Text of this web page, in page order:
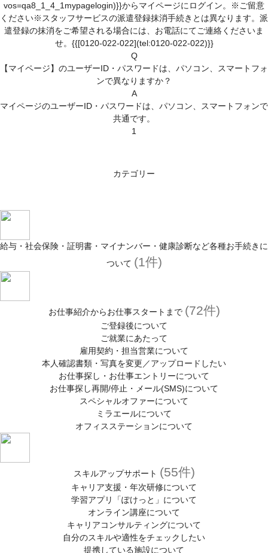
vos=qa8_1_4_1mypagelogin)}}からマイページにログイン。※ご留意
ください※スタッフサービスの派遣登録抹消手続きとは異なります。派
遣登録の抹消をご希望される場合には、お電話にてご連絡くださいま
せ。{{[0120-022-022](tel:0120-022-022)}}
Q
【マイページ】のユーザーID・パスワードは、パソコン、スマートフォ
ンで異なりますか？
A
マイページのユーザーID・パスワードは、パソコン、スマートフォンで
共通です。
1
カテゴリー
給与・社会保険・証明書・マイナンバー・健康診断など各種お手続きに
ついて (1件)
お仕事紹介からお仕事スタートまで (72件)
ご登録後について
ご就業にあたって
雇用契約・担当営業について
本人確認書類・写真を変更／アップロードしたい
お仕事探し・お仕事エントリーについて
お仕事探し再開/停止・メール(SMS)について
スペシャルオファーについて
ミラエールについて
オフィスステーションについて
スキルアップサポート (55件)
キャリア支援・年次研修について
学習アプリ「ぽけっと」について
オンライン講座について
キャリアコンサルティングについて
自分のスキルや適性をチェックしたい
提携している施設について